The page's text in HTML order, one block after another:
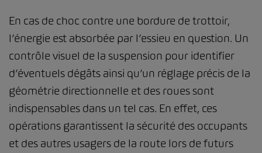
En cas de choc contre une bordure de trottoir,
l’énergie est absorbée par l’essieu en question. Un
contrôle visuel de la suspension pour identifier
d’éventuels dégâts ainsi qu’un réglage précis de la
géométrie directionnelle et des roues sont
indispensables dans un tel cas. En effet, ces
opérations garantissent la sécurité des occupants
et des autres usagers de la route lors de futurs